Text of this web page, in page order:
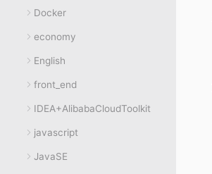
Docker
economy
English
front_end
IDEA+AlibabaCloudToolkit
javascript
JavaSE